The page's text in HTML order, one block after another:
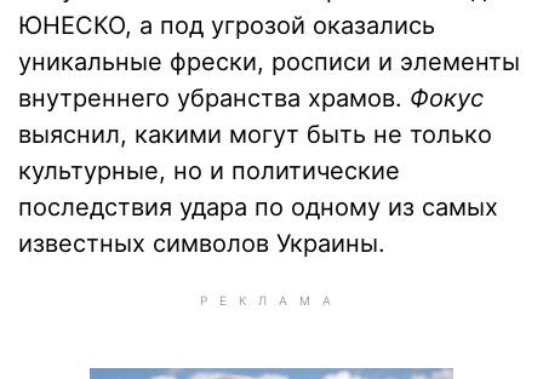
ЮНЕСКО, а под угрозой оказались
уникальные фрески, росписи и элементы
внутреннего убранства храмов. Фокус
выяснил, какими могут быть не только
культурные, но и политические
последствия удара по одному из самых
известных символов Украины.